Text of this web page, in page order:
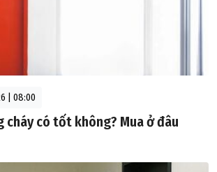
| 08:00
cháy có tốt không? Mua ở đâu